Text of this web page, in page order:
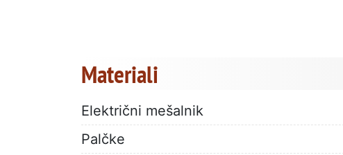
Materiali
Električni mešalnik
Palčke